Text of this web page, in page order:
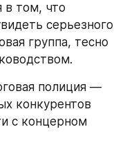
в том, что
серьезного
группа, тесно
полиция —
конкурентов
с концерном